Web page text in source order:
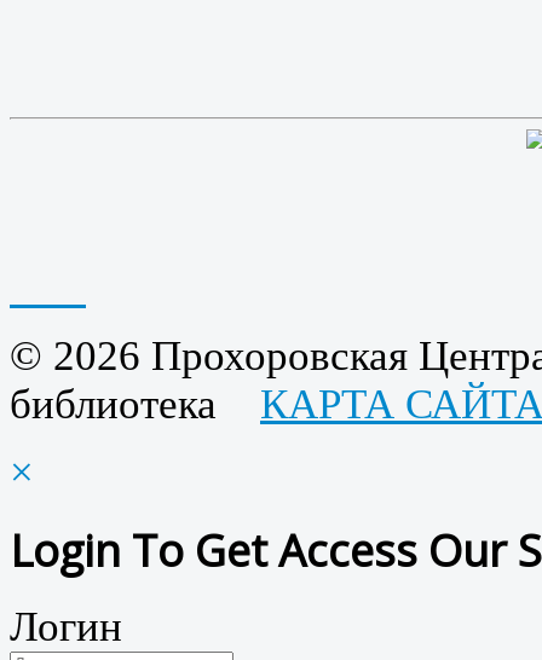
© 2026 Прохоровская
библиотека КАРТА
×
Login To Get Access Our
Логин